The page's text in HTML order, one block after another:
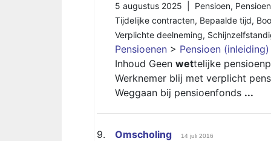
5 augustus 2025 | Pensioen,
Tijdelijke contracten, Bepaalde tijd,
Verplichte deelneming,
Pensioenen > Pensioen (inleiding)
Inhoud Geen wettelijke
Werknemer blij met verplicht
Weggaan bij pensioenfonds ...
9. Omscholing 14 juli 2016